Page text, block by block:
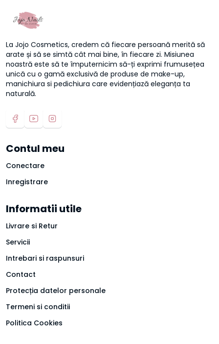
La Jojo Cosmetics, credem că fiecare persoană merită să
arate și să se simtă cât mai bine, în fiecare zi. Misiunea
noastră este să te împuternicim să-ți exprimi frumusețea
unică cu o gamă exclusivă de produse de make-up,
manichiura si pedichiura care evidențiază eleganța ta
naturală.
Contul meu
Conectare
Inregistrare
Informatii utile
Livrare si Retur
Servicii
Intrebari si raspunsuri
Contact
Protecția datelor personale
Termeni si conditii
Politica Cookies